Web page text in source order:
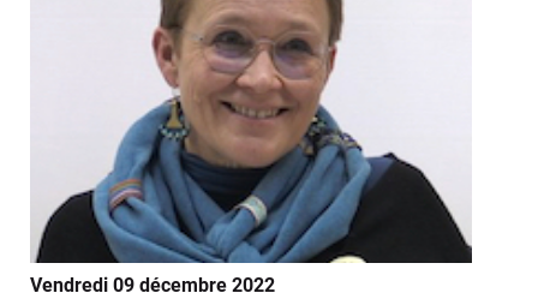
Vendredi 09 décembre 2022